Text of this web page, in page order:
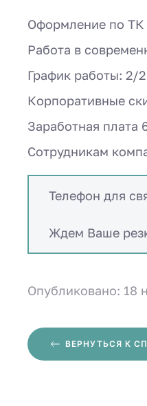
Оформление по
Работа в
График работы: 2/
Корпоративные
Заработная плата
Сотрудникам
Телефон для
Ждем Ваше
Опубликовано: 18
ВЕРНУТЬСЯ К